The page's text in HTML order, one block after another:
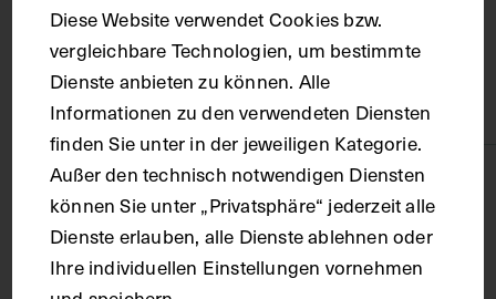
Karton
Technik
Druck
Diese Website verwendet Cookies bzw.
vergleichbare Technologien, um bestimmte
Dienste anbieten zu können. Alle
Informationen zu den verwendeten Diensten
finden Sie unter in der jeweiligen Kategorie.
Außer den technisch notwendigen Diensten
können Sie unter „Privatsphäre“ jederzeit alle
Dienste erlauben, alle Dienste ablehnen oder
Ihre individuellen Einstellungen vornehmen